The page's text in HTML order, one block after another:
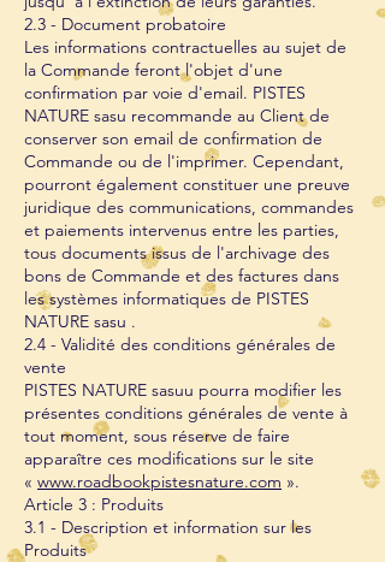
2.3 - Document probatoire
Les informations contractuelles au sujet de
la Commande feront l'objet d'une
confirmation par voie d'email. PISTES
NATURE sasu recommande au Client de
conserver son email de confirmation de
Commande ou de l'imprimer. Cependant,
pourront également constituer une preuve
juridique des communications, commandes
et paiements intervenus entre les parties,
tous documents issus de l'archivage des
bons de Commande et des factures dans
les systèmes informatiques de PISTES
NATURE sasu .
2.4 - Validité des conditions générales de
vente
PISTES NATURE sasuu pourra modifier les
présentes conditions générales de vente à
tout moment, sous réserve de faire
apparaître ces modifications sur le site
« www.roadbookpistesnature.com ».
Article 3 : Produits
3.1 - Description et information sur les
Produits